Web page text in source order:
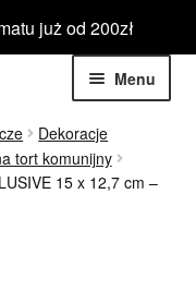
już od 200zł
Menu
Rozwiń
Dekoracje
tort komunijny
15 x 12,7 cm –